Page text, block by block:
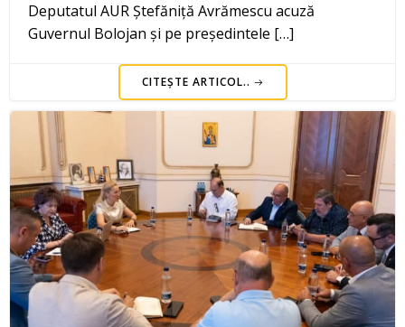
Deputatul AUR Ștefăniță Avrămescu acuză
Guvernul Bolojan și pe președintele […]
CITEȘTE ARTICOL..